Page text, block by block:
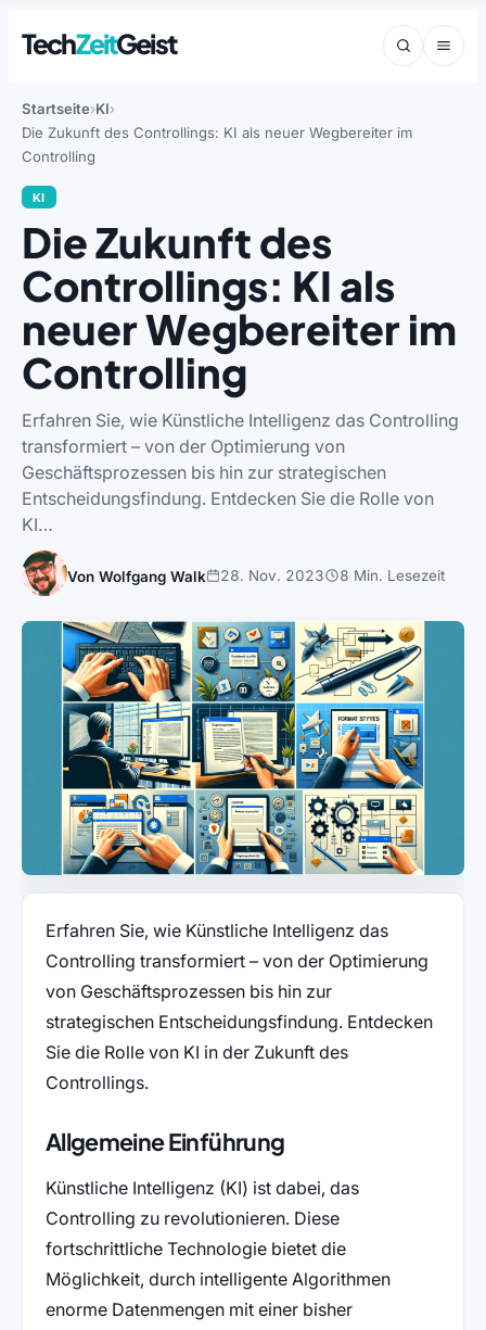
TechZeitGeist
Startseite KI
Die Zukunft des Controllings: KI als neuer Wegbereiter im
Controlling
KI
Die Zukunft des
Controllings: KI als
neuer Wegbereiter im
Controlling
Erfahren Sie, wie Künstliche Intelligenz das Controlling
transformiert – von der Optimierung von
Geschäftsprozessen bis hin zur strategischen
Entscheidungsfindung. Entdecken Sie die Rolle von
KI…
Von Wolfgang Walk 28. Nov. 2023 8 Min. Lesezeit
Erfahren Sie, wie Künstliche Intelligenz das
Controlling transformiert – von der Optimierung
von Geschäftsprozessen bis hin zur
strategischen Entscheidungsfindung. Entdecken
Sie die Rolle von KI in der Zukunft des
Controllings.
Allgemeine Einführung
Künstliche Intelligenz (KI) ist dabei, das
Controlling zu revolutionieren. Diese
fortschrittliche Technologie bietet die
Möglichkeit, durch intelligente Algorithmen
enorme Datenmengen mit einer bisher